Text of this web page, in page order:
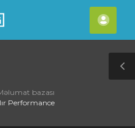
bazası
Performance